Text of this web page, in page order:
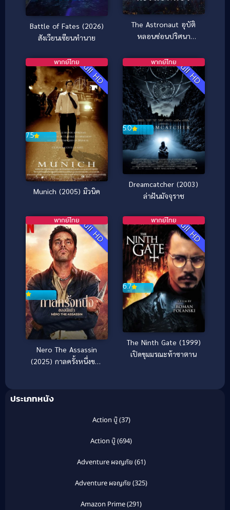
Battle of Fates (2026)
สังเวียนเซียนทำนาย
The Astronaut อุบัติ
หลอนซ่อนปริศนา
Full HD
7.5
พากย์ไทย
Munich (2005) มิวนิค
Full HD
5.0
พากย์ไทย
Dreamcatcher (2003)
ล่าฝันมัจจุราช
Full HD
พากย์ไทย
Nero The Assassin
(2025) กาลครั้งหนึ่งของ
Full HD
6.7
พากย์ไทย
The Ninth Gate (1999)
เปิดขุมมรณะท้าซาตาน
ประเภทหนัง
Action บู๊(37)
Action บู๊(694)
Adventure ผจญภัย (61)
Adventure ผจญภัย (325)
Amazon Prime(291)